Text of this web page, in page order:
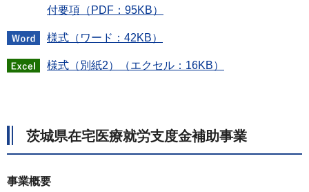
付要項（PDF：95KB）
様式（ワード：42KB）
様式（別紙2）（エクセル：16KB）
茨城県在宅医療就労支度金補助事業
事業概要